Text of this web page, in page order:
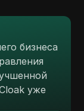
бизнеса
уже